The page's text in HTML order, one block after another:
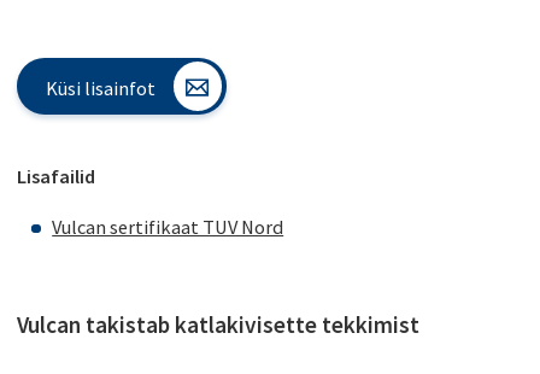
Küsi lisainfot
Lisafailid
Vulcan sertifikaat TUV Nord
Vulcan takistab katlakivisette tekkimist